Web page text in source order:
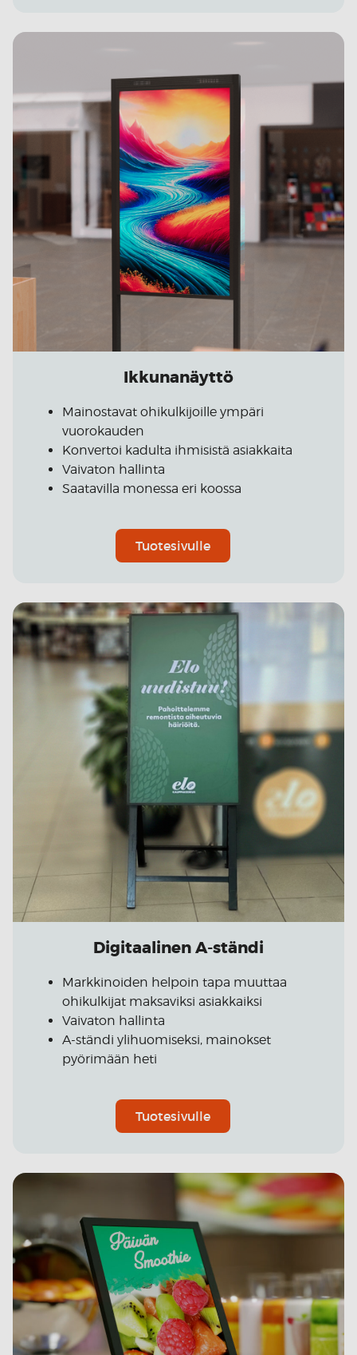
Ikkunanäyttö
Mainostavat ohikulkijoille ympäri
vuorokauden
Konvertoi kadulta ihmisistä asiakkaita
Vaivaton hallinta
Saatavilla monessa eri koossa
Tuotesivulle
Digitaalinen A-ständi
Markkinoiden helpoin tapa muuttaa
ohikulkijat maksaviksi asiakkaiksi
Vaivaton hallinta
A-ständi ylihuomiseksi, mainokset
pyörimään heti
Tuotesivulle